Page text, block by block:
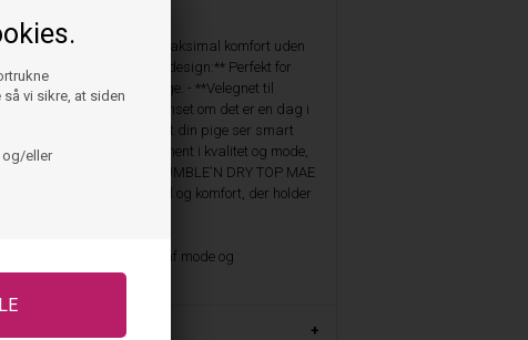
vi sikre, at siden
og/eller
Designet til at sikre maksimal komfort uden
med stilen. - **Ærmeløst design:** Perfekt for
ventilation på varme dage. - **Velegnet til
begivenheder:** Uanset om det er en dag i
vil denne top sikre, at din pige ser smart
er kendt for deres engagement i kvalitet og mode,
undtagelse. Invester i TUMBLE'N DRY TOP MAE
pige en kombination af stil og komfort, der holder
ultimative kombination af mode og